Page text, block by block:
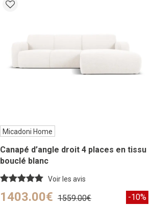
Micadoni Home
Canapé d’angle droit 4 places en tissu
bouclé blanc
Voir les avis
1403.00€ 1559.00€ -10%